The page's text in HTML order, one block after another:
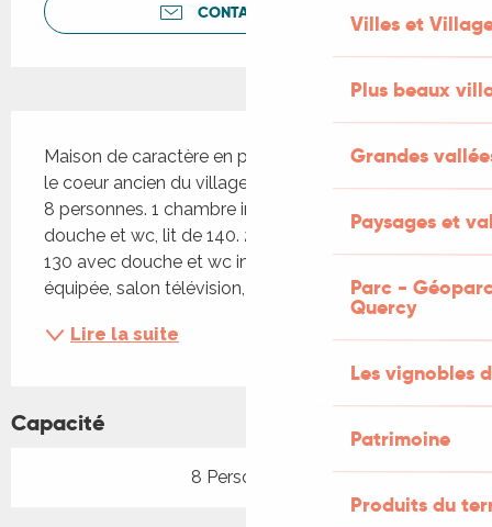
Villes et
Plus beaux
Grandes
Paysages et
Parc -
Quercy
Les vignobles
Patrimoine
Produits du
CONTACTEZ-NOUS
Maison de caractère en pierre sur 2 niveaux dans
le coeur ancien du village. Jardin clôturé. Pour 2 à
8 personnes. 1 chambre indépendante avec
douche et wc, lit de 140. 2 chambres lit de 140 et
130 avec douche et wc indépendant. cuisine
équipée, salon télévision, salle à manger,...
Lire la suite
Capacité
8 Personne(s)